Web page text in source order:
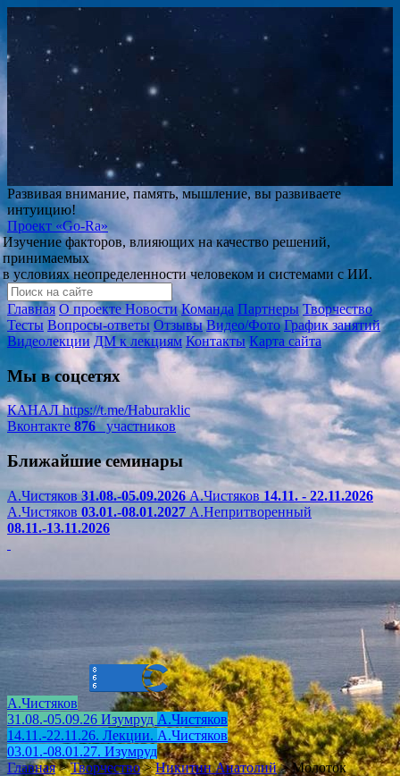
Развивая внимание, память, мышление, вы развиваете
интуицию!
Проект «Go-Ra»
Изучение факторов, влияющих на качество решений,
принимаемых
в условиях неопределенности человеком и системами с ИИ.
Главная О проектеНовости Команда Партнеры Творчество
Тесты Вопросы-ответы Отзывы Видео/Фото График занятий
Видеолекции ДМ к лекциям Контакты Карта сайта
Мы в соцсетях
КАНАЛhttps://t.me/Haburaklic
Вконтакте 876участников
Ближайшие семинары
А.Чистяков31.08.-05.09.2026 А.Чистяков14.11. - 22.11.2026
А.Чистяков 03.01.-08.01.2027 А.Непритворенный
08.11.-13.11.2026
А.Чистяков
31.08.-05.09.26 Изумруд А.Чистяков
14.11.-22.11.26. Лекции. А.Чистяков
03.01.-08.01.27. Изумруд
Главная > Творчество > Никитин Анатолий > Молоток